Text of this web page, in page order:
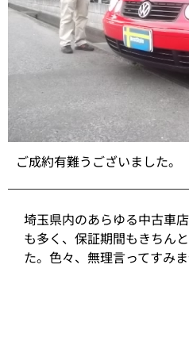
ご成約有難うございました。
埼玉県内のあらゆる中古車
も多く、保証期間もきちん
た。色々、無理言ってすみま